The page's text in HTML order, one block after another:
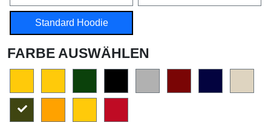
Standard Hoodie
FARBE AUSWÄHLEN